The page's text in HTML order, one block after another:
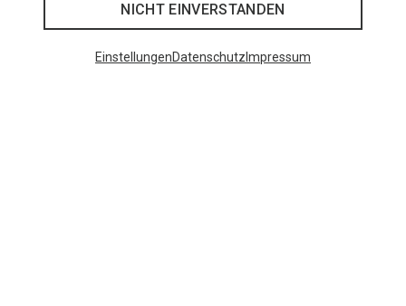
NICHT EINVERSTANDEN
EinstellungenDatenschutz Impressum